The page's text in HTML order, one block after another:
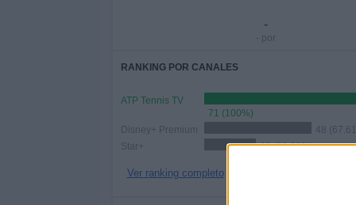
-
- por
RANKING POR CANALES
ATP Tennis TV
71 (100%)
Disney+ Premium
48
Star+
23 (32.39%)
Ver ranking completo